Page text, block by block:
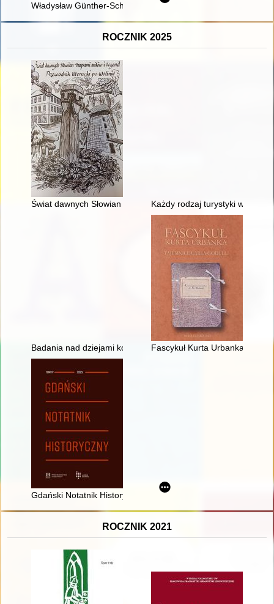
Władysław Günther-Schwarzburg jako poseł
ROCZNIK 2025
Świat dawnych Słowian - tropami mitów i legend : przewodnik
Każdy rodzaj turystyki
Badania nad dziejami kobiet XIX wieku w polskiej
Fascykuł Kurta Urbanka :
Gdański Notatnik Historyczny. T. 4 (2025)
ROCZNIK 2021